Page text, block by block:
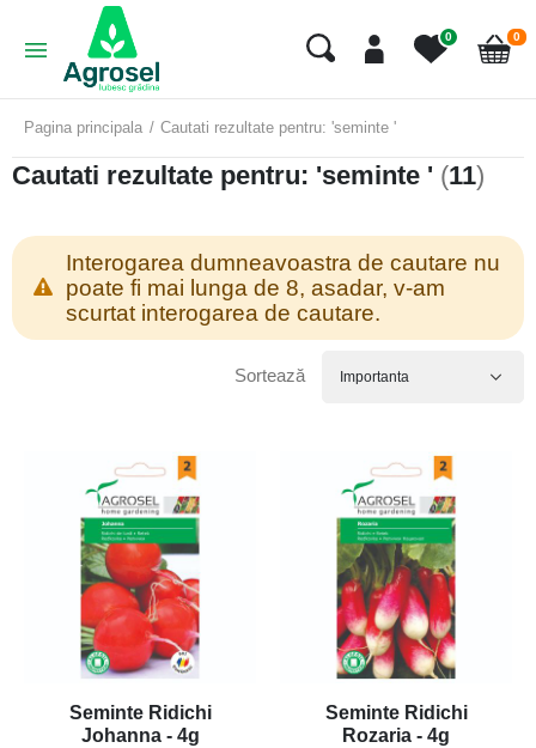
0
Cart
0
Pagina principala Cautati rezultate pentru: 'seminte '
Cautati rezultate pentru: 'seminte ' (11)
Interogarea dumneavoastra de cautare nu
poate fi mai lunga de 8, asadar, v-am
scurtat interogarea de cautare.
Sortează
Seminte Ridichi
Johanna - 4g
Seminte Ridichi
Rozaria - 4g